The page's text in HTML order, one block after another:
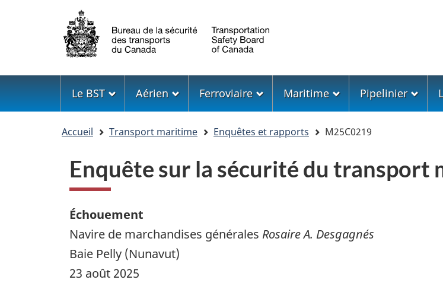
Sélection
de
la
langue
Menu
Le BST Aérien Ferroviaire Maritime Pipelinier
Accueil Transport maritime Enquêtes et rapports M25C0219
Enquête sur la sécurité du transport
Échouement
Navire de marchandises générales Rosaire A. Desgagnés
Baie Pelly (Nunavut)
23 août 2025